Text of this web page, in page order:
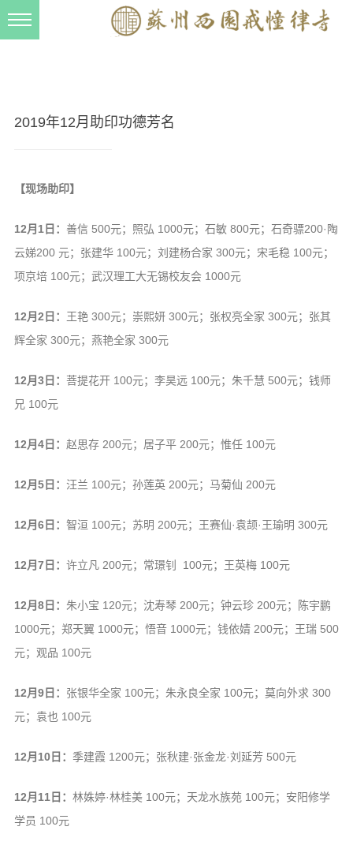
戒幢春秋
档案管理
法音宣流
弘法书籍
弘法活动
西园法讯
义工家园
观世音热线
观自在禅修营
教理研究
信息公告
2019年12月助印功德芳名
【现场助印】
12月1日： 善信 500元；照弘 1000元；石敏 800元；石奇骠200·陶
云娣200 元；张建华 100元；刘建杨合家 300元；宋毛稳 100元；
项京培 100元；武汉理工大无锡校友会 1000元
12月2日： 王艳 300元；崇熙妍 300元；张权亮全家 300元；张其
辉全家 300元；燕艳全家 300元
12月3日： 菩提花开 100元；李昊远 100元；朱千慧 500元；钱师
兄 100元
12月4日： 赵思存 200元；居子平 200元；惟任 100元
12月5日： 汪兰 100元；孙莲英 200元；马菊仙 200元
12月6日： 智洹 100元；苏明 200元；王赛仙·袁颉·王瑜明 300元
12月7日： 许立凡 200元；常璟钊 100元；王英梅 100元
12月8日： 朱小宝 120元；沈寿琴 200元；钟云珍 200元；陈宇鹏
1000元；郑天翼 1000元；悟音 1000元；钱依婧 200元；王瑞 500
元；观品 100元
12月9日： 张银华全家 100元；朱永良全家 100元；莫向外求 300
元；袁也 100元
12月10日： 季建霞 1200元；张秋建·张金龙·刘延芳 500元
12月11日： 林姝婷·林桂美 100元；天龙水族苑 100元；安阳修学
学员 100元